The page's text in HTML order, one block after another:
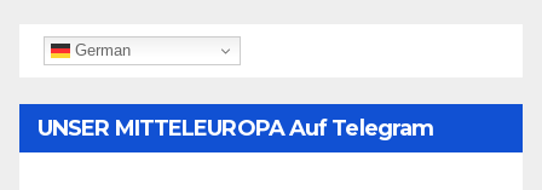
German
UNSER MITTELEUROPA Auf Telegram